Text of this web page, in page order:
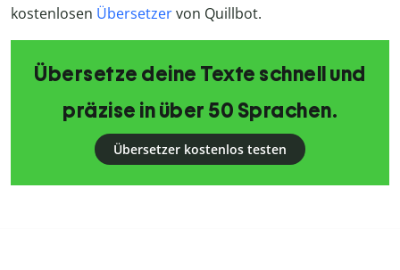
kostenlosen Übersetzervon Quillbot.
Übersetze deine Texte schnell und
präzise in über 50 Sprachen.
Übersetzer kostenlos testen